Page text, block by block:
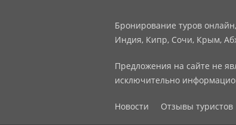
Бронирование туров
Индия, Кипр, Сочи, Крым,
Предложения на сайте не
исключительно
Новости Отзывы туристов